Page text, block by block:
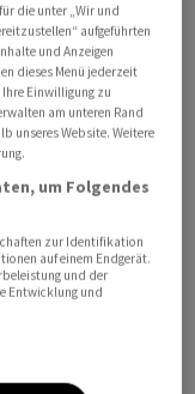
Reform des
SPD-,
mit. Im Gesetz
für
die
dass die
die
soll ausserhalb
Behörden
bei einer
Zudem
die unter „Wir und
aufgeführten
und Anzeigen
dieses Menü jederzeit
Einwilligung zu
am unteren Rand
unseres Website. Weitere
um Folgendes
zur Identifikation
auf einem Endgerät.
und der
Entwicklung und